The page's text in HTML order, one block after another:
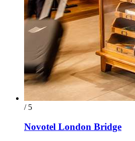
/ 5
Novotel London Bridge